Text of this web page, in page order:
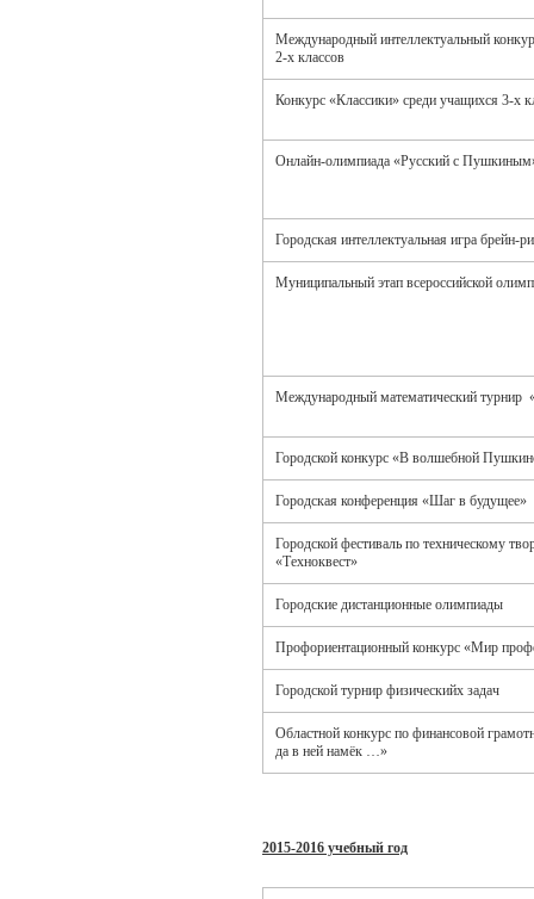
Международный интеллектуальный
2-х классов
Конкурс «Классики» среди учащихся 3-х
Онлайн-олимпиада «Русский с
Городская интеллектуальная игра брейн-
Муниципальный этап всероссийской
Международный математический турнир
Городской конкурс «В волшебной
Городская конференция «Шаг в будущее»
Городской фестиваль по техническому
«Техноквест»
Городские дистанционные олимпиады
Профориентационный конкурс «Мир
Городской турнир физическийх задач
Областной конкурс по финансовой
да в ней намёк …»
2015-2016 учебный год